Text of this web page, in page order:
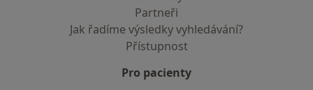
Partneři
Jak řadíme výsledky vyhledávání?
Přístupnost
Pro pacienty